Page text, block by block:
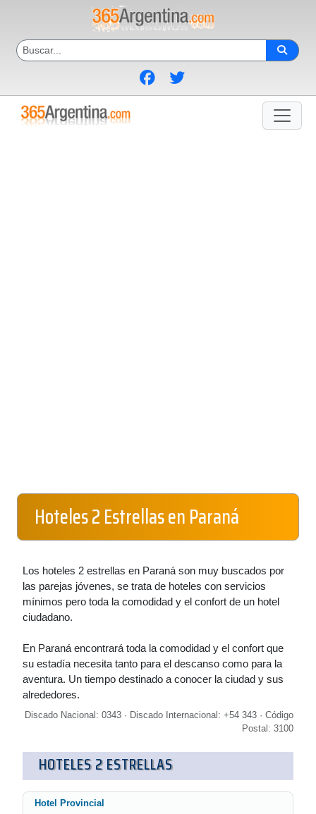
Hoteles 2 Estrellas en Paraná
Los hoteles 2 estrellas en Paraná son muy buscados por
las parejas jóvenes, se trata de hoteles con servicios
mínimos pero toda la comodidad y el confort de un hotel
ciudadano.
En Paraná encontrará toda la comodidad y el confort que
su estadía necesita tanto para el descanso como para la
aventura. Un tiempo destinado a conocer la ciudad y sus
alrededores.
Discado Nacional: 0343 · Discado Internacional: +54 343 · Código
Postal: 3100
HOTELES 2 ESTRELLAS
Hotel Provincial